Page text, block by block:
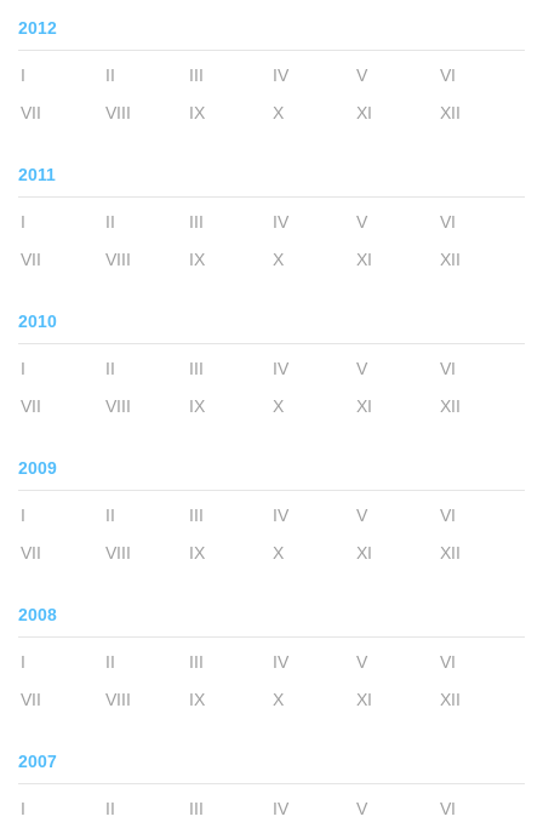
2012
I II III IV V
VI
VII
VIII IX X XI XII
2011
I II III IV V
VI
VII
VIII IX X XI XII
2010
I II III IV V
VI
VII
VIII IX X XI XII
2009
I II III IV V
VI
VII
VIII IX X XI XII
2008
I II III IV V
VI
VII
VIII IX X XI XII
2007
I II III IV V
VI